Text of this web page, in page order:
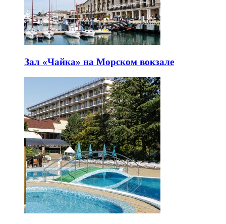
Зал «Чайка» на Морском вокзале